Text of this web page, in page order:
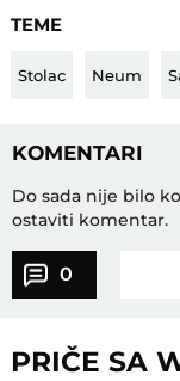
TEME
Stolac Neum
KOMENTARI
Do sada nije bilo
ostaviti komentar.
0
PRIČE SA